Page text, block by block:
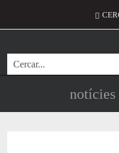
Cerca
notícies